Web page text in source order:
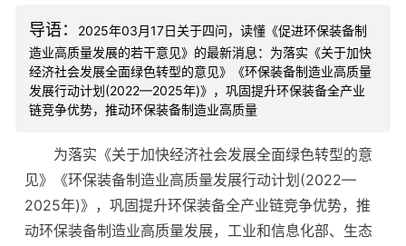
2025年03月17日关于四问，读懂《促进环保装备制
造业高质量发展的若干意见》的最新消息：为落实《关于加快
经济社会发展全面绿色转型的意见》《环保装备制造业高质量
发展行动计划(2022—2025年)》，巩固提升环保装备全产业
链竞争优势，推动环保装备制造业高质量
为落实《关于加快经济社会发展全面绿色转型的意
见》《环保装备制造业高质量发展行动计划(2022—
2025年)》，巩固提升环保装备全产业链竞争优势，推
动环保装备制造业高质量发展，工业和信息化部、生态